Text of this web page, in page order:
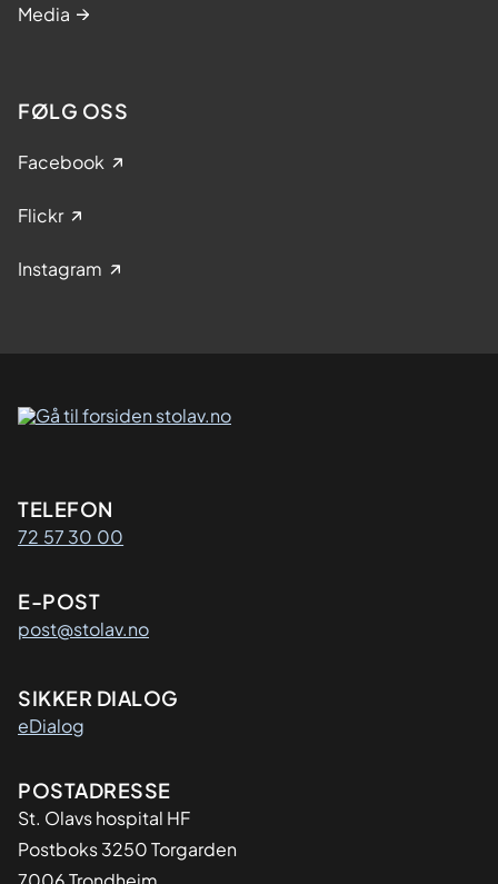
Media
FØLG OSS
Facebook
Flickr
Instagram
Kontaktinformasjon
TELEFON
72 57 30 00
E-POST
post@stolav.no
SIKKER DIALOG
eDialog
Adresse
POSTADRESSE
St. Olavs hospital HF
Postboks 3250 Torgarden